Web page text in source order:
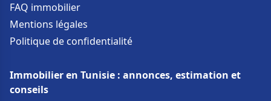
FAQ immobilier
Mentions légales
Politique de confidentialité
Immobilier en Tunisie : annonces, estimation et
conseils